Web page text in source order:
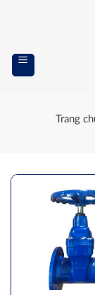
Trang